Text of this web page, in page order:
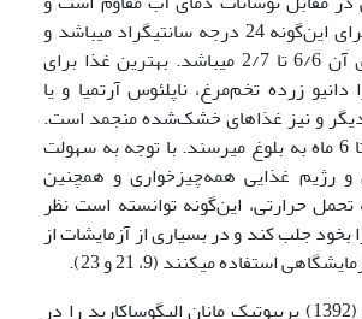
بهترین دمای آب برای این‌گونه 24 درجه سانتیگراد می­باشد و
pH مورد نیاز برای آن 6/6 تا 2/7 می­باشد. بهترین غذا برای
دانیو زرده تخم‌مرغ، ناپلئوس آرتمیا و یا
و نیز غذاهای خشک‌شده منجمد است.
نوزادان پس از 4 تا 6 ماه به بلوغ می­رسند. با توجه به سهولت
و رژیم غذایی همه‌چیزخواری و همچنین
حرارتی، این‌گونه توانسته است نظر
بخود جلب کند و در بسیاری از آزمایشات از
استفاده می­کنند (9، 21 و 23).
جهانجو و همکاران (1392) ﭘﺮﺑﯿﻮﺗﯿﮏ ﻣﺎﻧﺎن اﻟﯿﮕﻮﺳﺎﮐﺎرﯾﺪ را در